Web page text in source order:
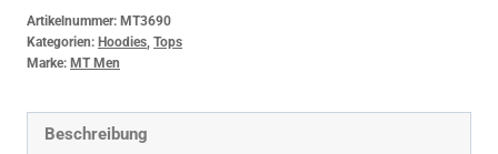
Artikelnummer: MT3690
Kategorien: Hoodies Tops
Marke: MT Men
Beschreibung